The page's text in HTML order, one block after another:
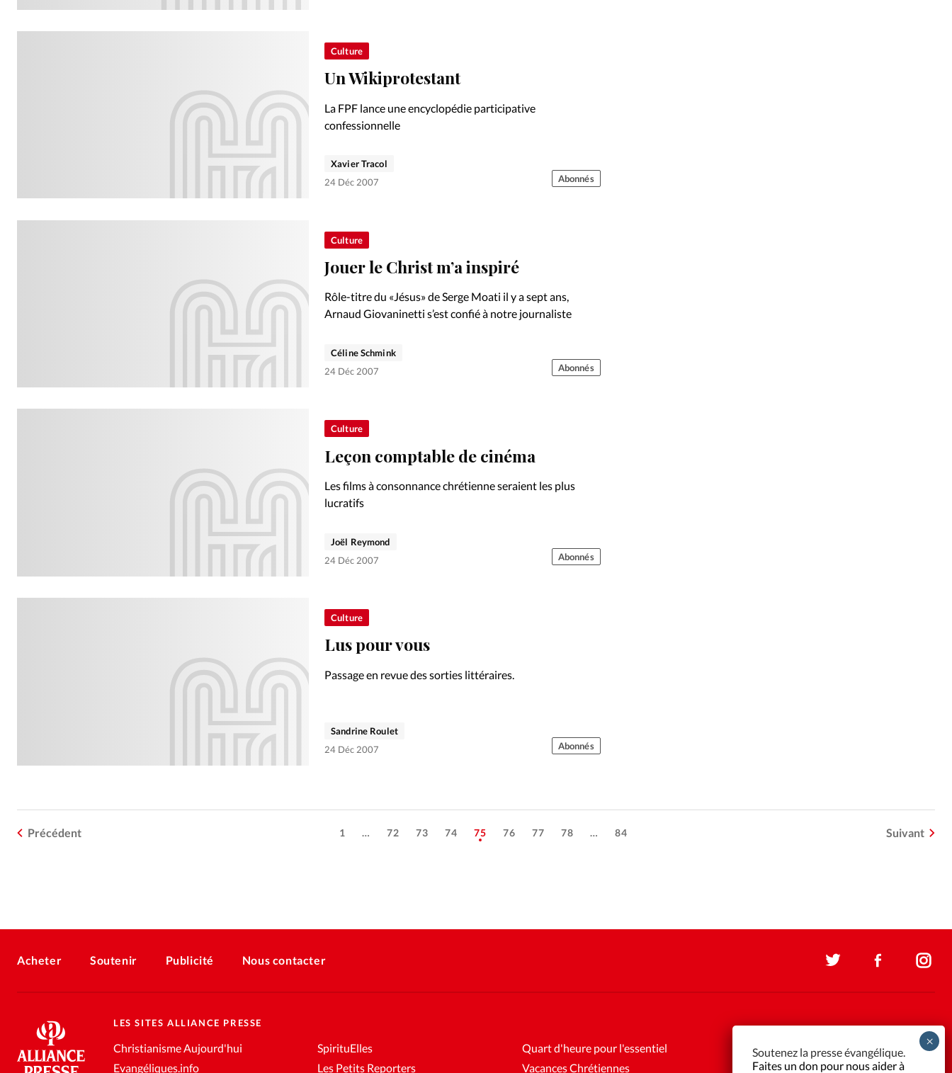
Culture
Un Wikiprotestant
La FPF lance une encyclopédie participative
confessionnelle
Xavier Tracol
24 Déc 2007
Abonnés
Culture
Jouer le Christ m’a inspiré
Rôle-titre du «Jésus» de Serge Moati il y a sept ans,
Arnaud Giovaninetti s’est confié à notre journaliste
Céline Schmink
24 Déc 2007
Abonnés
Culture
Leçon comptable de cinéma
Les films à consonnance chrétienne seraient les plus
lucratifs
Joël Reymond
24 Déc 2007
Abonnés
Culture
Lus pour vous
Passage en revue des sorties littéraires.
Sandrine Roulet
24 Déc 2007
Abonnés
Précédent 1 … 72 73 74 75 76 77 78 … 84 Suivant
Acheter Soutenir Publicité Nous contacter
LES SITES ALLIANCE PRESSE
Christianisme Aujourd'hui
Evangéliques.info
SpirituElles
Les Petits Reporters
Quart d'heure pour l'essentiel
Vacances Chrétiennes
Soutenez la presse évangélique.
Faites un don pour nous aider à